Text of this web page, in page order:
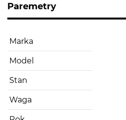
Paremetry
Marka
Model
Stan
Waga